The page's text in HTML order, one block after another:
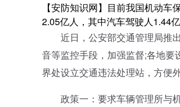
【安防知识网】目前我国机动车
2.05亿人，其中汽车驾驶人1.44
近日，公安部交通管理局推出
音等监控手段，加强监督;各地
界处设立交通违法处理站，方便
政策一：要求车辆管理所与机